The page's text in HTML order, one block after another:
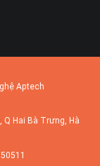
Aptech
Q Hai Bà Trưng, Hà